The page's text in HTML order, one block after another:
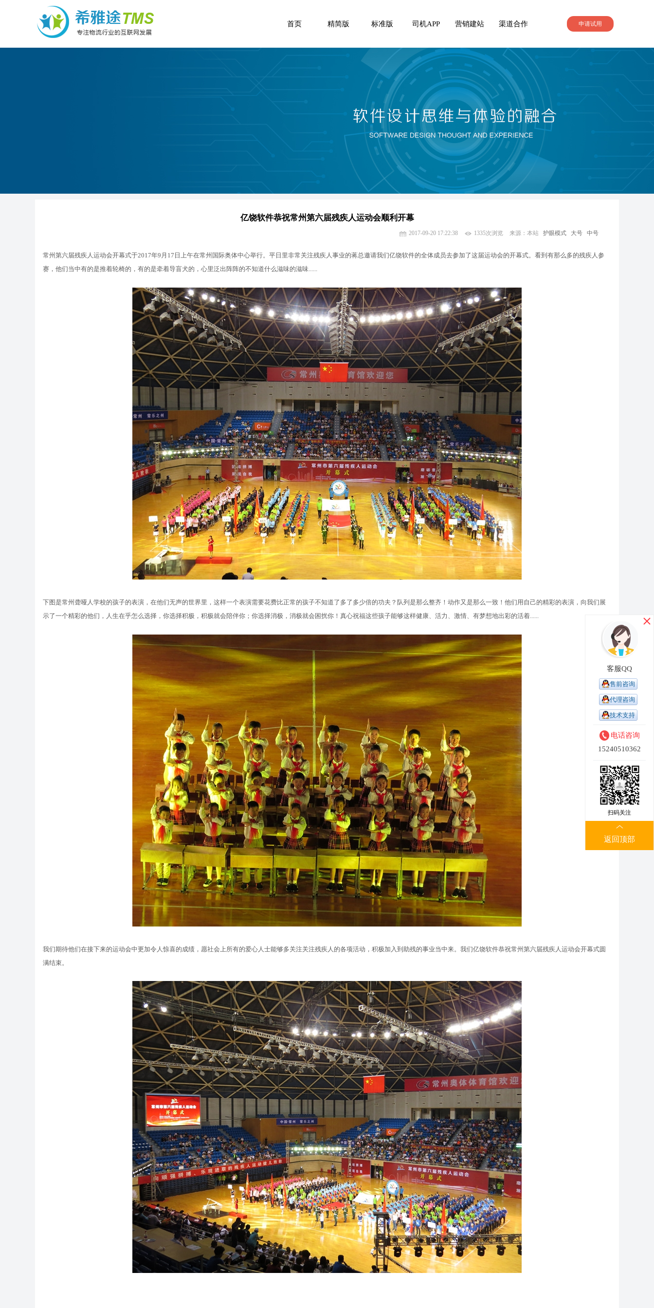
首页 精简版 标准版 司机APP 营销建站 渠道合作 申请试用
亿饶软件恭祝常州第六届残疾人运动会顺利开幕
2017-09-20 17:22:38 1335次浏览 来源：本站 护眼模式 大号 中号
常州第六届残疾人运动会开幕式于2017年9月17日上午在常州国际奥体中心举行。平日里非常关注残疾人事业的蒋总邀请我们亿饶软件的全体成员去参加了这届运动会的开幕式。看到有那么多的残疾人参
赛，他们当中有的是推着轮椅的，有的是牵着导盲犬的，心里泛出阵阵的不知道什么滋味的滋味......
下图是常州聋哑人学校的孩子的表演，在他们无声的世界里，这样一个表演需要花费比正常的孩子不知道了多了多少倍的功夫？队列是那么整齐！动作又是那么一致！他们用自己的精彩的表演，向我们展
示了一个精彩的他们，人生在乎怎么选择，你选择积极，积极就会陪伴你；你选择消极，消极就会困扰你！真心祝福这些孩子能够这样健康、活力、激情、有梦想地出彩的活着......
我们期待他们在接下来的运动会中更加令人惊喜的成绩，愿社会上所有的爱心人士能够多关注关注残疾人的各项活动，积极加入到助残的事业当中来。我们亿饶软件恭祝常州第六届残疾人运动会开幕式圆
满结束。
客服QQ
售前咨询
代理咨询
技术支持
电话咨询
15240510362
扫码关注
返回顶部